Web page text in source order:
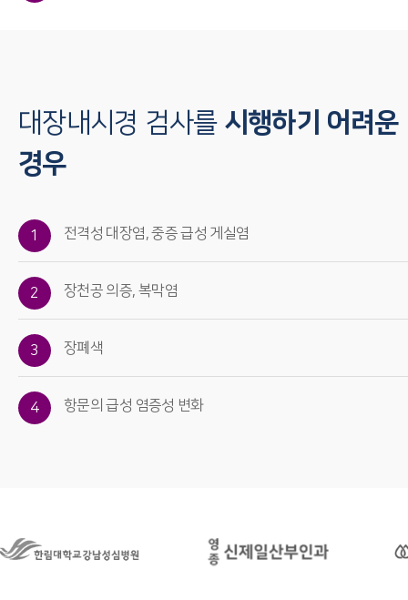
대장내시경 검사를 시행하기 어려운
경우
1 전격성 대장염, 중증 급성 게실염
2 장천공 의증, 복막염
3 장폐색
4 항문의 급성 염증성 변화